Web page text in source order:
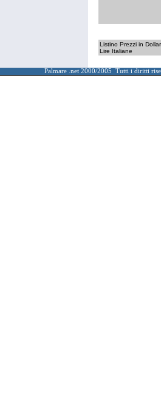
Listino Prezzi in
Lire Italiane
Palmare .net 2000/2005 Tutti i diritti